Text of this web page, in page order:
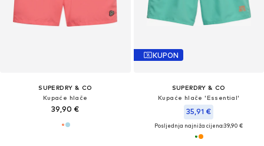
SUPERDRY & CO
Kupaće hlače
39,90 €
KUPON
SUPERDRY & CO
Kupaće hlače 'Essential'
35,91 €
Posljednja najniža cijena:39,90 €